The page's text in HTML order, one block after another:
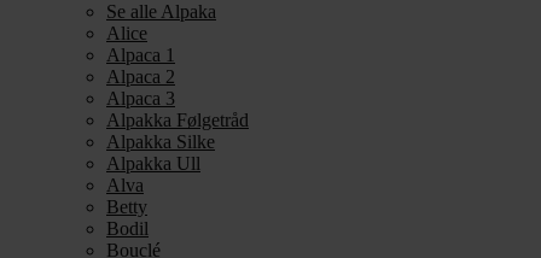
Se alle Alpaka
Alice
Alpaca 1
Alpaca 2
Alpaca 3
Alpakka Følgetråd
Alpakka Silke
Alpakka Ull
Alva
Betty
Bodil
Bouclé